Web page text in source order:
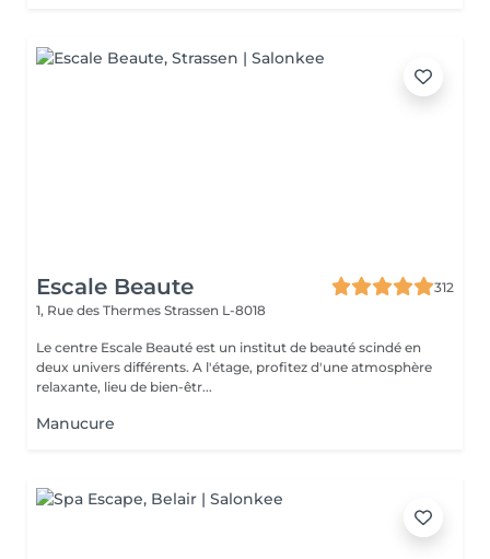
Escale Beaute
312
1, Rue des Thermes Strassen L-8018
Le centre Escale Beauté est un institut de beauté scindé en
deux univers différents. A l'étage, profitez d'une atmosphère
relaxante, lieu de bien-êtr...
Manucure